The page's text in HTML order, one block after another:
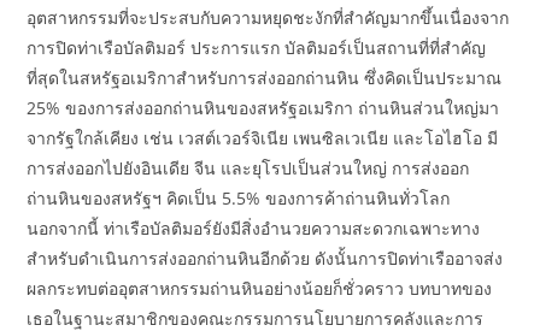
อุตสาหกรรมที่จะประสบกับความหยุดชะงักที่สำคัญมากขึ้นเนื่องจาก
การปิดท่าเรือบัลติมอร์ ประการแรก บัลติมอร์เป็นสถานที่ที่สำคัญ
ที่สุดในสหรัฐอเมริกาสำหรับการส่งออกถ่านหิน ซึ่งคิดเป็นประมาณ
25% ของการส่งออกถ่านหินของสหรัฐอเมริกา ถ่านหินส่วนใหญ่มา
จากรัฐใกล้เคียง เช่น เวสต์เวอร์จิเนีย เพนซิลเวเนีย และโอไฮโอ มี
การส่งออกไปยังอินเดีย จีน และยุโรปเป็นส่วนใหญ่ การส่งออก
ถ่านหินของสหรัฐฯ คิดเป็น 5.5% ของการค้าถ่านหินทั่วโลก
นอกจากนี้ ท่าเรือบัลติมอร์ยังมีสิ่งอำนวยความสะดวกเฉพาะทาง
สำหรับดำเนินการส่งออกถ่านหินอีกด้วย ดังนั้นการปิดท่าเรืออาจส่ง
ผลกระทบต่ออุตสาหกรรมถ่านหินอย่างน้อยก็ชั่วคราว บทบาทของ
เธอในฐานะสมาชิกของคณะกรรมการนโยบายการคลังและการ